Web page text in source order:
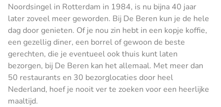
Noordsingel in Rotterdam in 1984, is nu bijna 40 jaar
later zoveel meer geworden. Bij De Beren kun je de hele
dag door genieten. Of je nou zin hebt in een kopje koffie,
een gezellig diner, een borrel of gewoon de beste
gerechten, die je eventueel ook thuis kunt laten
bezorgen, bij De Beren kan het allemaal. Met meer dan
50 restaurants en 30 bezorglocaties door heel
Nederland, hoef je nooit ver te zoeken voor een heerlijke
maaltijd.